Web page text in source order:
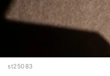
st25083